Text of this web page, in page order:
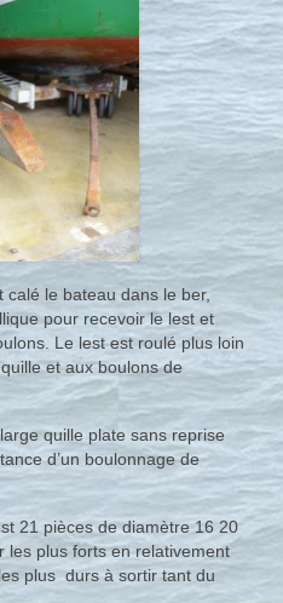
le bateau dans le ber,
pour recevoir le lest et
Le lest est roulé plus loin
et aux boulons de
quille plate sans reprise
d’un boulonnage de
21 pièces de diamètre 16 20
les plus forts en relativement
plus durs à sortir tant du